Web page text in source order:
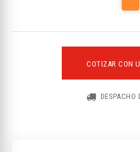
COTIZAR CON
DESPACHO